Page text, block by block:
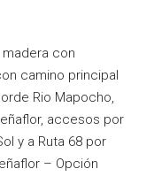
con
camino principal
Rio Mapocho,
accesos por
y a Ruta 68 por
– Opción